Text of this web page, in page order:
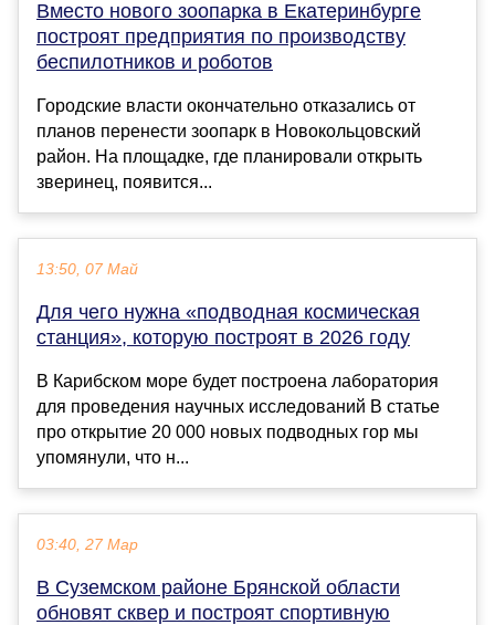
Вместо нового зоопарка в Екатеринбурге
построят предприятия по производству
беспилотников и роботов
Городские власти окончательно отказались от
планов перенести зоопарк в Новокольцовский
район. На площадке, где планировали открыть
зверинец, появится...
13:50, 07 Май
Для чего нужна «подводная космическая
станция», которую построят в 2026 году
В Карибском море будет построена лаборатория
для проведения научных исследований В статье
про открытие 20 000 новых подводных гор мы
упомянули, что н...
03:40, 27 Мар
В Суземском районе Брянской области
обновят сквер и построят спортивную